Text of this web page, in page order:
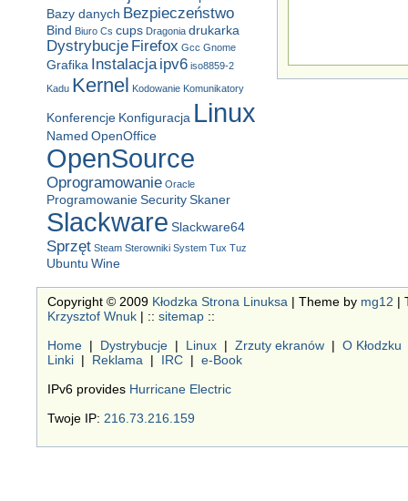
Bazy danych Bezpieczeństwo
Bind Biuro Cs cups Dragonia drukarka
Dystrybucje Firefox Gcc Gnome
Grafika Instalacja ipv6 iso8859-2
Kadu Kernel Kodowanie Komunikatory
Konferencje Konfiguracja Linux
Named OpenOffice
OpenSource
Oprogramowanie Oracle
ProgramowanieSecuritySkaner
Slackware Slackware64
Sprzęt Steam Sterowniki System Tux Tuz
Ubuntu Wine
Copyright © 2009 Kłodzka Strona Linuksa | Theme by mg12 |
Krzysztof Wnuk | :: sitemap ::
Home | Dystrybucje | Linux | Zrzuty ekranów | O Kłodzku
Linki | Reklama | IRC | e-Book
IPv6 provides Hurricane Electric
Twoje IP: 216.73.216.159